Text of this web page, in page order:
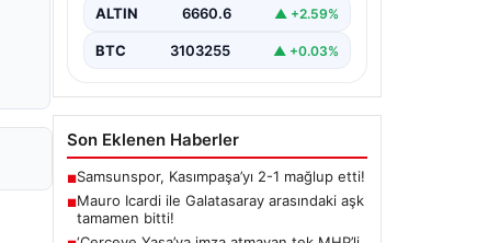
ALTIN 6660.6 ▲ +2.59%
BTC 3103255 ▲ +0.03%
Son Eklenen Haberler
■Samsunspor, Kasımpaşa’yı 2-1 mağlup etti!
■Mauro Icardi ile Galatasaray arasındaki aşk
tamamen bitti!